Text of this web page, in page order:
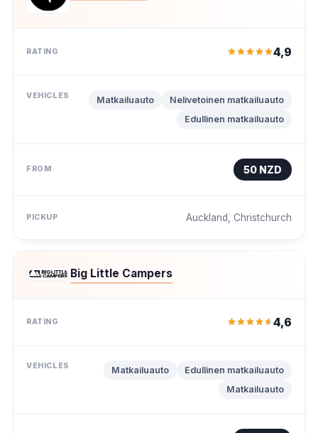
4,9
Matkailuauto
Nelivetoinen matkailuauto
Edullinen matkailuauto
50 NZD
Auckland, Christchurch
Big Little Campers
4,6
Matkailuauto
Edullinen matkailuauto
Matkailuauto